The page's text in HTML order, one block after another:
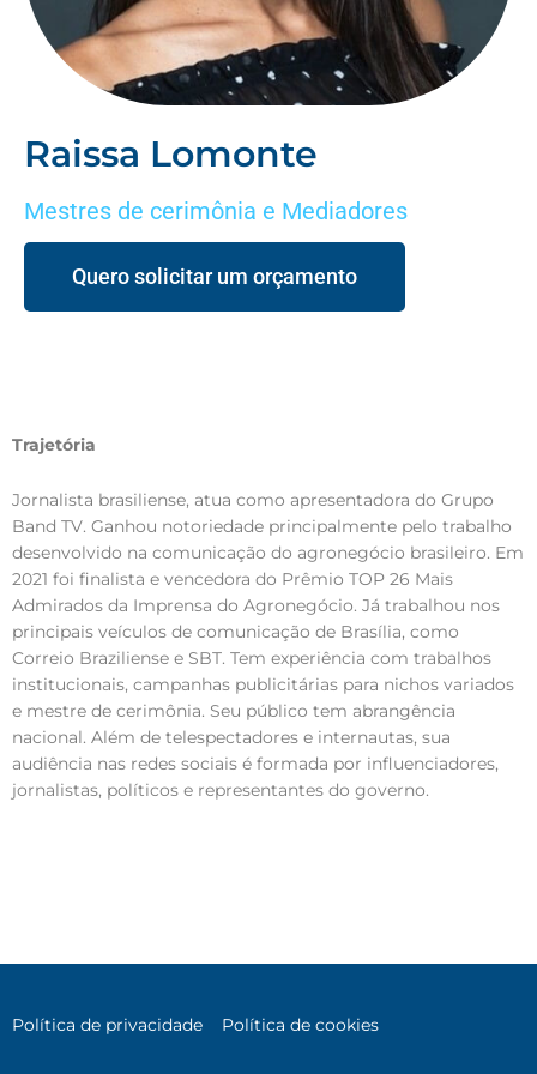
Raissa Lomonte
Mestres de cerimônia e Mediadores
Quero solicitar um orçamento
Trajetória
Jornalista brasiliense, atua como apresentadora do Grupo
Band TV. Ganhou notoriedade principalmente pelo trabalho
desenvolvido na comunicação do agronegócio brasileiro. Em
2021 foi finalista e vencedora do Prêmio TOP 26 Mais
Admirados da Imprensa do Agronegócio. Já trabalhou nos
principais veículos de comunicação de Brasília, como
Correio Braziliense e SBT. Tem experiência com trabalhos
institucionais, campanhas publicitárias para nichos variados
e mestre de cerimônia. Seu público tem abrangência
nacional. Além de telespectadores e internautas, sua
audiência nas redes sociais é formada por influenciadores,
jornalistas, políticos e representantes do governo.
Política de privacidade Política de cookies